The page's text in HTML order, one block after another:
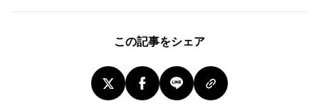
この記事をシェア